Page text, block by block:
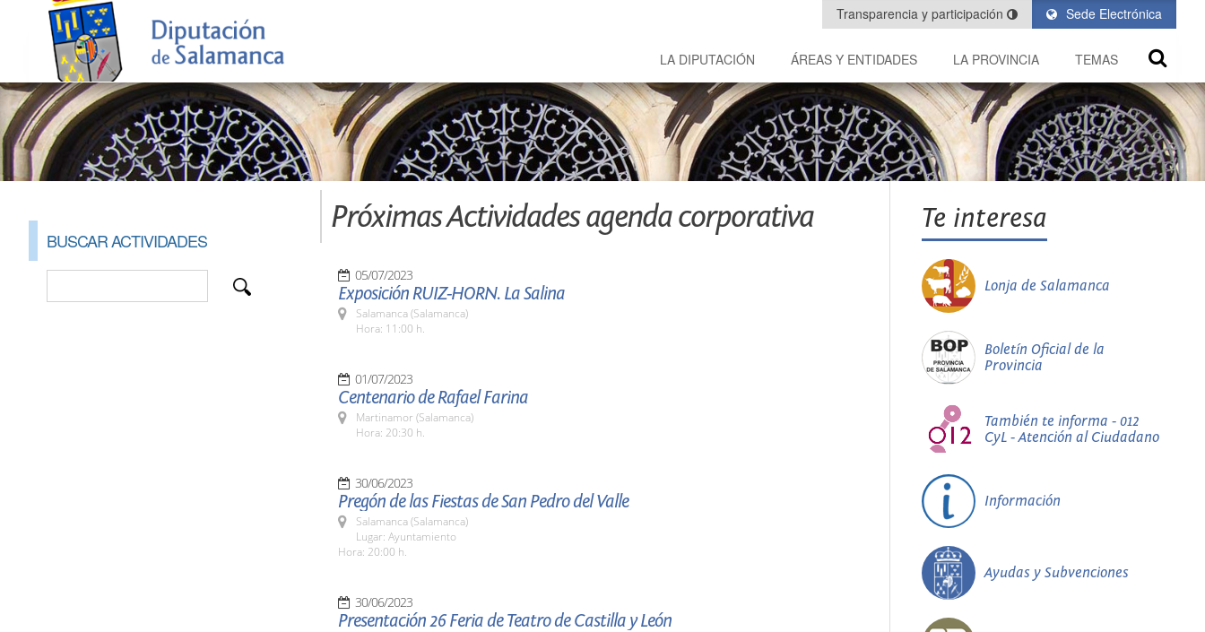
Sede Electrónica
Transparencia y participación
LA DIPUTACIÓN ÁREAS Y ENTIDADES LA PROVINCIA TEMAS
BUSCAR ACTIVIDADES
Próximas Actividades agenda corporativa
05/07/2023
Exposición RUIZ-HORN. La Salina
Salamanca (Salamanca)
Hora: 11:00 h.
01/07/2023
Centenario de Rafael Farina
Martinamor (Salamanca)
Hora: 20:30 h.
30/06/2023
Pregón de las Fiestas de San Pedro del Valle
Salamanca (Salamanca)
Lugar: Ayuntamiento
Hora: 20:00 h.
30/06/2023
Presentación 26 Feria de Teatro de Castilla y León
Te interesa
Lonja de Salamanca
Boletín Oficial de la
Provincia
También te informa - 012
CyL - Atención al Ciudadano
Información
Ayudas y Subvenciones